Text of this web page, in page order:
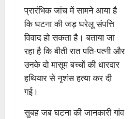
प्रारंभिक जांच में सामने आया है
कि घटना की जड़ घरेलू संपत्ति
विवाद हो सकता है। बताया जा
रहा है कि बीती रात पति-पत्नी और
उनके दो मासूम बच्चों की धारदार
हथियार से नृशंस हत्या कर दी
गई।
सुबह जब घटना की जानकारी गांव